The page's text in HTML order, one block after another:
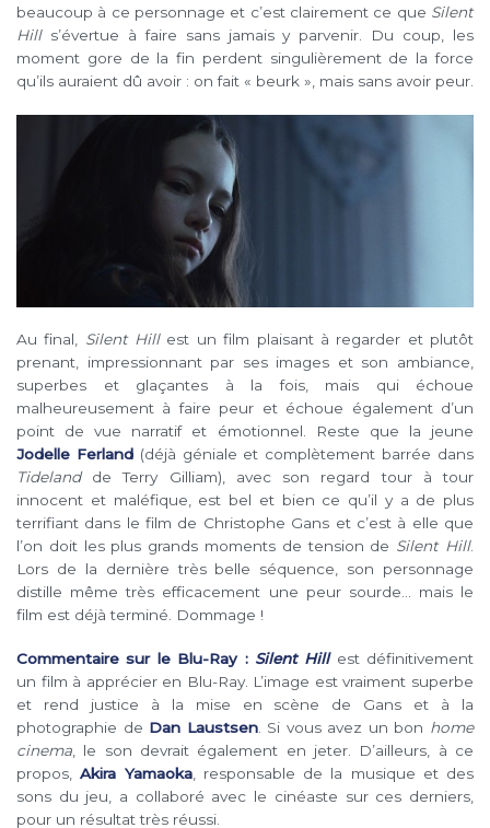
beaucoup à ce personnage et c’est clairement ce que Silent
Hills’évertue à faire sans jamais y parvenir. Du coup, les
moment gore de la fin perdent singulièrement de la force
qu’ils auraient dû avoir : on fait « beurk », mais sans avoir peur.
Au final, Silent Hillest un film plaisant à regarder et plutôt
prenant, impressionnant par ses images et son ambiance,
superbes et glaçantes à la fois, mais qui échoue
malheureusement à faire peur et échoue également d’un
point de vue narratif et émotionnel. Reste que la jeune
Jodelle Ferland(déjà géniale et complètement barrée dans
Tidelandde Terry Gilliam), avec son regard tour à tour
innocent et maléfique, est bel et bien ce qu’il y a de plus
terrifiant dans le film de Christophe Gans et c’est à elle que
l’on doit les plus grands moments de tension de Silent Hill.
Lors de la dernière très belle séquence, son personnage
distille même très efficacement une peur sourde… mais le
film est déjà terminé. Dommage !
Commentaire sur le Blu-Ray : Silent Hillest définitivement
un film à apprécier en Blu-Ray. L’image est vraiment superbe
et rend justice à la mise en scène de Gans et à la
photographie de Dan Laustsen. Si vous avez un bon home
cinema, le son devrait également en jeter. D’ailleurs, à ce
propos,Akira Yamaoka, responsable de la musique et des
sons du jeu, a collaboré avec le cinéaste sur ces derniers,
pour un résultat très réussi.